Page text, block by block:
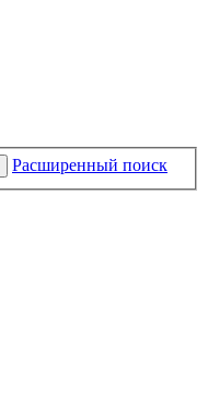
Расширенный поиск